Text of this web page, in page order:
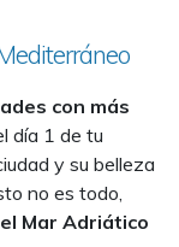
con más
día 1 de tu
y su belleza
no es todo,
Mar Adriático